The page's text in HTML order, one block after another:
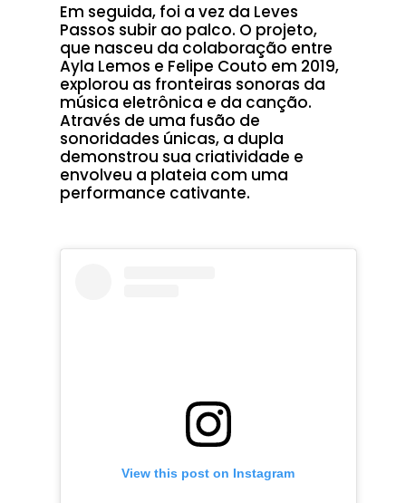
Em seguida, foi a vez da Leves
Passos subir ao palco. O projeto,
que nasceu da colaboração entre
Ayla Lemos e Felipe Couto em 2019,
explorou as fronteiras sonoras da
música eletrônica e da canção.
Através de uma fusão de
sonoridades únicas, a dupla
demonstrou sua criatividade e
envolveu a plateia com uma
performance cativante.
View this post on Instagram